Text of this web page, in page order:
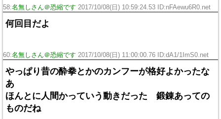
58:名無しさん＠恐縮です 2017/10/08(日) 10:59:24.53 ID:nFAewu6R0.net
何回目だよ
60:名無しさん＠恐縮です 2017/10/08(日) 11:00:00.76 ID:dA1/1ImS0.net
やっぱり昔の酔拳とかのカンフーが格好よかったな
あ
ほんとに人間かっていう動きだった 鍛錬あっての
ものだね